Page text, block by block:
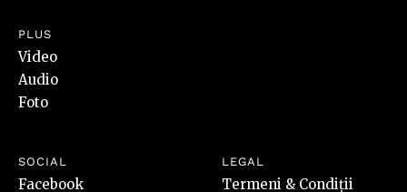
PLUS
Video
Audio
Foto
SOCIAL
Facebook
LEGAL
Termeni & Condiții